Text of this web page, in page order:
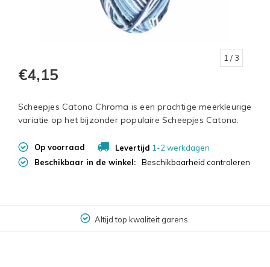
1 / 3
€4,15
Scheepjes Catona Chroma is een prachtige meerkleurige
variatie op het bijzonder populaire Scheepjes Catona.
Op voorraad Levertijd 1-2 werkdagen
Beschikbaar in de winkel:
Beschikbaarheid controleren
Altijd top kwaliteit garens.